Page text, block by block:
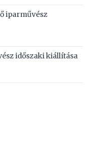
iparművész
időszaki kiállítása